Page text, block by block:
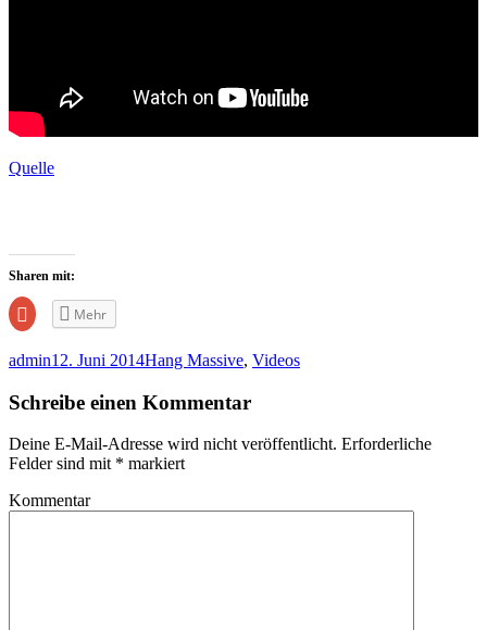
Quelle
Sharen mit:
Zum
Teilen
anklicken
neuem
Fenster
Mehr
admin12. Juni 2014Hang Massive, Videos
Schreibe einen Kommentar
Deine E-Mail-Adresse wird nicht veröffentlicht. Erforderliche
Felder sind mit * markiert
Kommentar